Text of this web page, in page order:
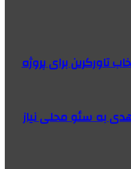
به سئو محلی نیاز